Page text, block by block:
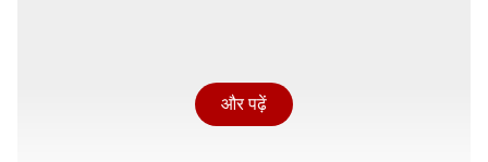
और पढ़ें